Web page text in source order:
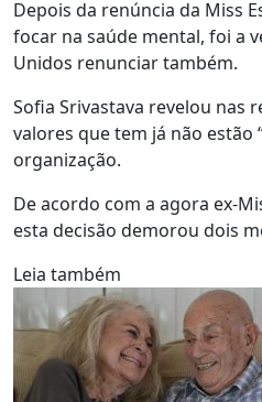
Depois da renúncia da Miss
focar na saúde mental, foi a
Unidos renunciar também.
Sofia Srivastava revelou nas
valores que tem já não estão
organização.
De acordo com a agora ex-
esta decisão demorou dois
Leia também